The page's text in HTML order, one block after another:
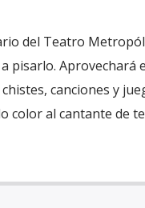
del Teatro
pisarlo. Aprovechará
canciones y
color al cantante de